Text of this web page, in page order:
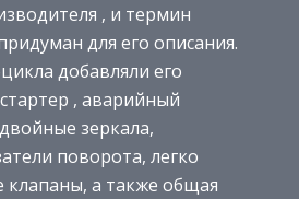
, и термин
для его описания.
добавляли его
, аварийный
зеркала,
поворота, легко
клапаны, а также общая